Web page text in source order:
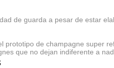
de guarda a pesar de estar
prototipo de champagne super
que no dejan indiferente a